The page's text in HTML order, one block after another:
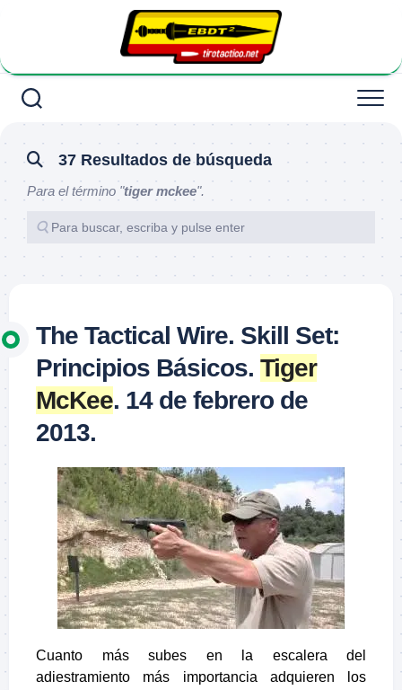
37 Resultados de búsqueda
Para el término "tiger mckee".
The Tactical Wire. Skill Set:
Principios Básicos. Tiger
McKee. 14 de febrero de
2013.
Cuanto más subes en la escalera del
adiestramiento más importancia adquieren los